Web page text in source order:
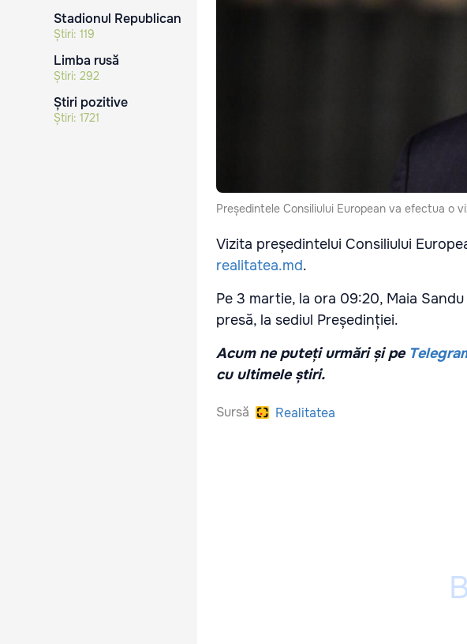
Stadionul Republican
Știri: 119
Limba rusă
Știri: 292
Știri pozitive
Știri: 1721
Președintele Consiliului European va efectua o
Vizita președintelui Consiliului
realitatea.md.
Pe 3 martie, la ora 09:20, Maia
presă, la sediul Președinției.
Acum ne puteți urmări și pe
cu ultimele știri.
Sursă Realitatea